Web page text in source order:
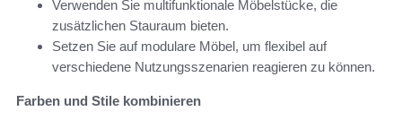
Verwenden Sie multifunktionale Möbelstücke, die
zusätzlichen Stauraum bieten.
Setzen Sie auf modulare Möbel, um flexibel auf
verschiedene Nutzungsszenarien reagieren zu können.
Farben und Stile kombinieren